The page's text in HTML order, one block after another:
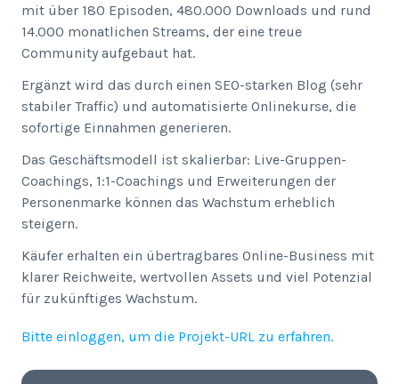
mit über 180 Episoden, 480.000 Downloads und rund
14.000 monatlichen Streams, der eine treue
Community aufgebaut hat.
Ergänzt wird das durch einen SEO-starken Blog (sehr
stabiler Traffic) und automatisierte Onlinekurse, die
sofortige Einnahmen generieren.
Das Geschäftsmodell ist skalierbar: Live-Gruppen-
Coachings, 1:1-Coachings und Erweiterungen der
Personenmarke können das Wachstum erheblich
steigern.
Käufer erhalten ein übertragbares Online-Business mit
klarer Reichweite, wertvollen Assets und viel Potenzial
für zukünftiges Wachstum.
Bitte einloggen, um die Projekt-URL zu erfahren.